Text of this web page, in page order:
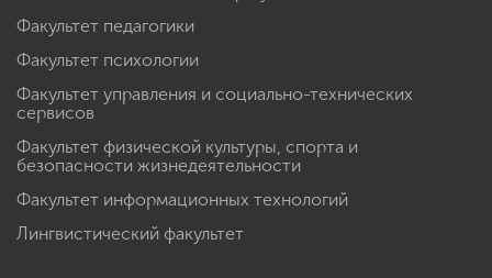
Факультет педагогики
Факультет психологии
Факультет управления и социально-технических
сервисов
Факультет физической культуры, спорта и
безопасности жизнедеятельности
Факультет информационных технологий
Лингвистический факультет